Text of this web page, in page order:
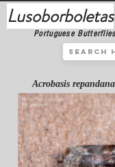
Lusoborboletas
Portuguese
Acrobasis